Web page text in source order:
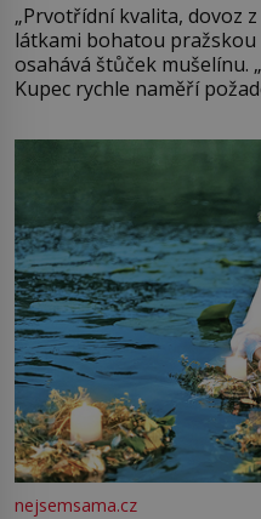
„Prvotřídní kvalita, dovoz
látkami bohatou pražskou
osahává štůček mušelínu.
Kupec rychle naměří
milostpaní. Stačí jenom
množství růžového
nejsemsama.cz